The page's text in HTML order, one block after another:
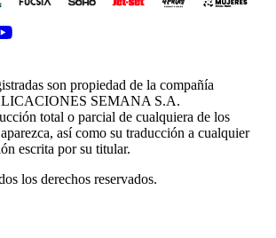
windowwindow
son propiedad de la compañía
SEMANA S.A.
total o parcial de cualquiera de los
así como su traducción a cualquier
escrita por su titular.
los derechos reservados.